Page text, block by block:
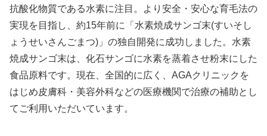
抗酸化物質である水素に注目。より安全・安心な育毛法の
実現を目指し、約15年前に「水素焼成サンゴ末(すいそし
ょうせいさんごまつ)」の独自開発に成功しました。水素
焼成サンゴ末は、化石サンゴに水素を蒸着させ粉末にした
食品原料です。現在、全国的に広く、AGAクリニックを
はじめ皮膚科・美容外科などの医療機関で治療の補助とし
てご利用いただいています。